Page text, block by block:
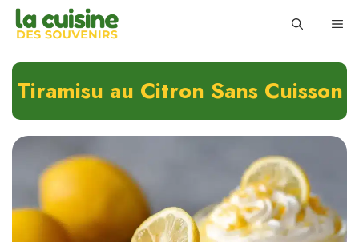
Skip
Tiramisu au Citron Sans Cuisson